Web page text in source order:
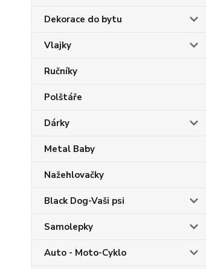
Dekorace do bytu
Vlajky
Ručníky
Polštáře
Dárky
Metal Baby
Nažehlovačky
Black Dog-Vaši psi
Samolepky
Auto - Moto-Cyklo